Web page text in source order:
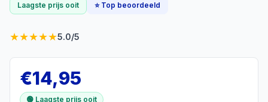
Laagste prijs ooit ⭐ Top beoordeeld
★★★★★5.0/5
€14,95
🟢 Laagste prijs ooit